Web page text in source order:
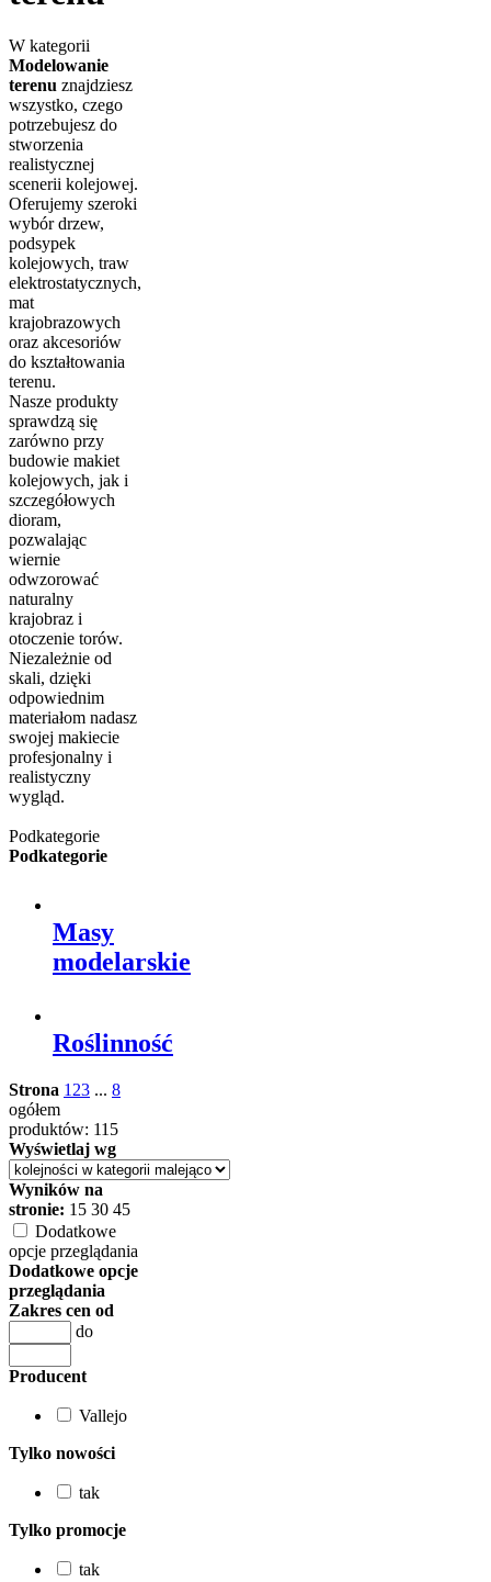
W kategorii
Modelowanie
terenu znajdziesz
wszystko, czego
potrzebujesz do
stworzenia
realistycznej
scenerii kolejowej.
Oferujemy szeroki
wybór drzew,
podsypek
kolejowych, traw
elektrostatycznych,
mat
krajobrazowych
oraz akcesoriów
do kształtowania
terenu.
Nasze produkty
sprawdzą się
zarówno przy
budowie makiet
kolejowych, jak i
szczegółowych
dioram,
pozwalając
wiernie
odwzorować
naturalny
krajobraz i
otoczenie torów.
Niezależnie od
skali, dzięki
odpowiednim
materiałom nadasz
swojej makiecie
profesjonalny i
realistyczny
wygląd.
Podkategorie
Podkategorie
Masy
modelarskie
Roślinność
Strona 1 23 ... 8
ogółem
produktów: 115
Wyświetlaj wg
Wyników na
stronie: 15 30 45
Dodatkowe
opcje przeglądania
Dodatkowe opcje
przeglądania
Zakres cen od
do
Producent
Vallejo
Tylko nowości
tak
Tylko promocje
tak